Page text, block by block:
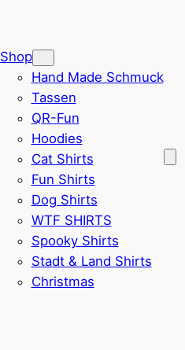
Shop
Hand Made Schmuck
Tassen
QR-Fun
Hoodies
Cat Shirts
Fun Shirts
Dog Shirts
WTF SHIRTS
Spooky Shirts
Stadt & Land Shirts
Christmas